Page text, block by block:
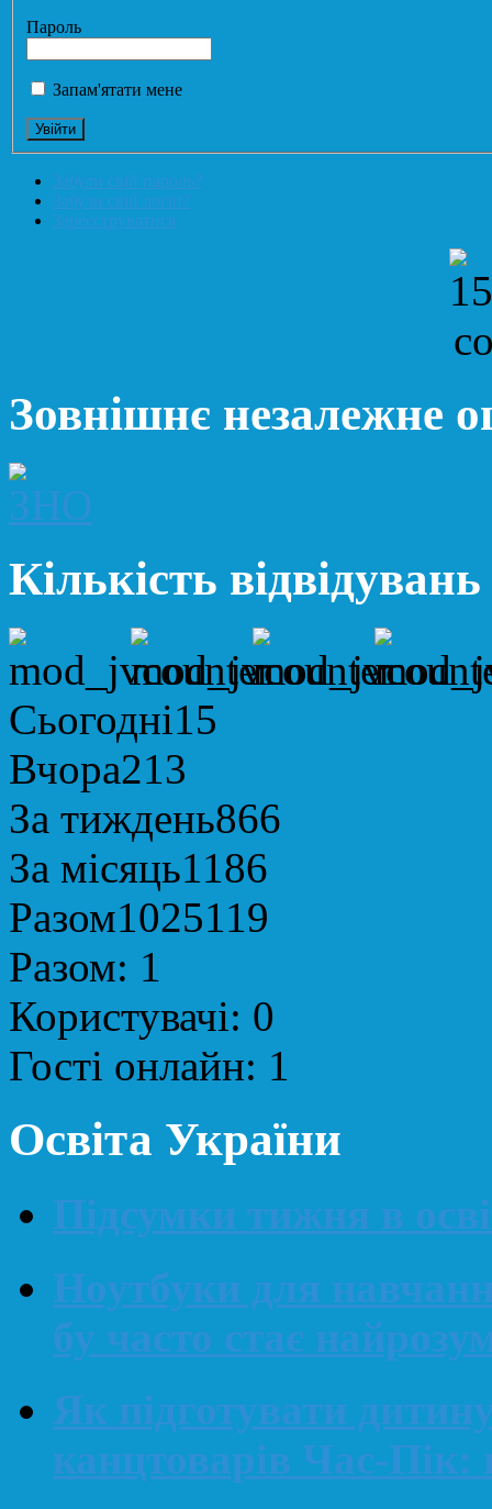
Пароль
Запам'ятати мене
Забули свій пароль?
Забули свій логін?
Зареєструватися
Зовнішнє незалежне
Кількість відвідувань
Сьогодні15
Вчора213
За тиждень866
За місяць1186
Разом1025119
Разом: 1
Користувачі: 0
Гості онлайн: 1
Освіта України
Підсумки тижня в
Ноутбуки для
бу часто стає
Як підготувати
канцтоварів Час-Пік: